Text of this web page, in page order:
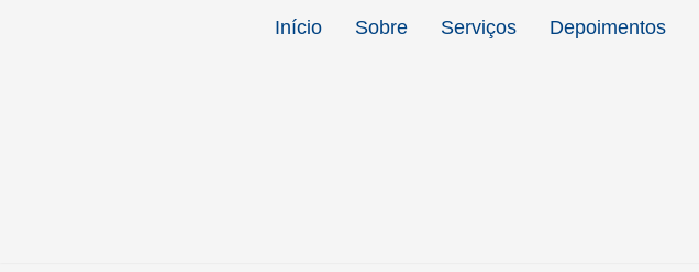
Início Sobre Serviços Depoimentos